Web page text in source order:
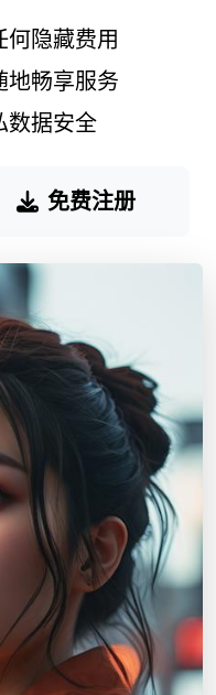
何隐藏费用
地畅享服务
数据安全
免费注册